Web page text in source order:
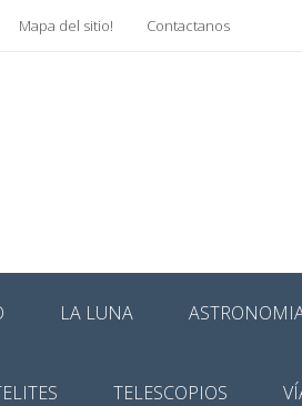
Mapa del sitio! Contactanos
LA LUNA
TELESCOPIOS